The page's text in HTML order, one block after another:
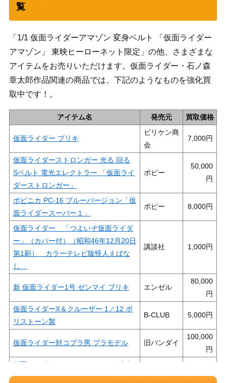
覧
「1/1 仮面ライダーアマゾン 変身ベルト 「仮面ライダー
アマゾン」 東映ヒーローネット限定」の他、さまざまな
アイテムをお売りいただけます。仮面ライダー・石ノ森
章太郎作品関連の商品では、下記のようなものを強化買
取中です！。
アイテム名 発売元 買取価格
仮面ライダー ブリキ
ビリケン商
会
7,000
仮面ライダーストロンガー 光る 回る
Sベルト 電光エレクトラー 「仮面ライ
ダーストロンガー」
ポピー
50,000
ポピニカ PC-16 ブルーバージョン「仮
面ライダースーパー１」
ポピー 8,000
仮面ライダー 「つよいぞ仮面ライダ
ー」（カバー付）（昭和46年12月20日
第1刷） カラーテレビ版怪人えばな
し
講談社 1,000
新 仮面ライダー1号 ゼンマイ ブリキ エンゼル
80,000
仮面ライダーX＆クルーザー 1／12 ポ
リストーン製
B-CLUB 5,000
仮面ライダー対コブラ男 プラモデル 旧バンダイ
100,000
仮面ライダーV3 カラーベルト（ダブ
ルタイフーン廉価版） 「仮面ライダー
ポピー 3,000